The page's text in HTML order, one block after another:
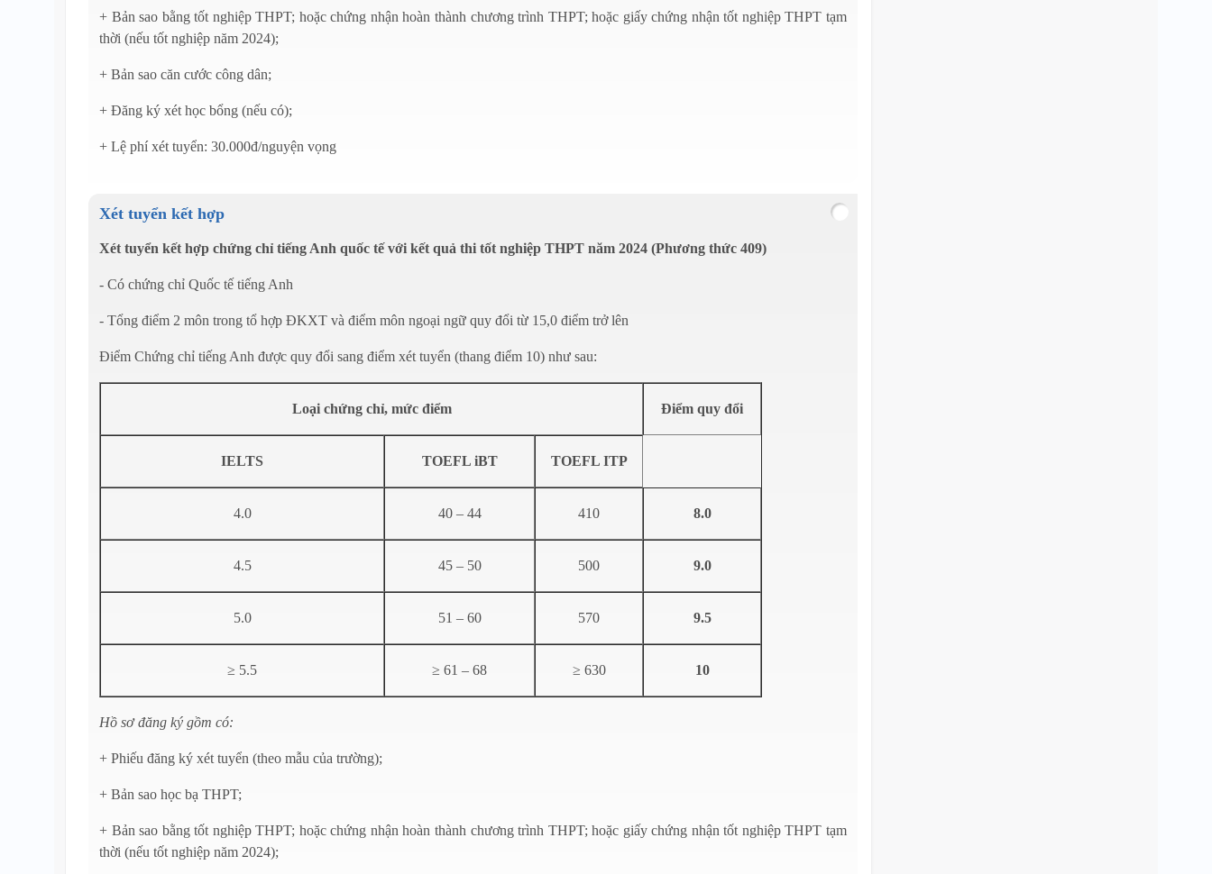
+ Bản sao bằng tốt nghiệp THPT; hoặc chứng nhận hoàn thành chương trình THPT; hoặc giấy chứng nhận tốt nghiệp THPT tạm
thời (nếu tốt nghiệp năm 2024);
+ Bản sao căn cước công dân;
+ Đăng ký xét học bổng (nếu có);
+ Lệ phí xét tuyển: 30.000đ/nguyện vọng
Xét tuyển kết hợp
Xét tuyển kết hợp chứng chỉ tiếng Anh quốc tế với kết quả thi tốt nghiệp THPT năm 2024 (Phương thức 409)
- Có chứng chỉ Quốc tế tiếng Anh
- Tổng điểm 2 môn trong tổ hợp ĐKXT và điểm môn ngoại ngữ quy đổi từ 15,0 điểm trở lên
Điểm Chứng chỉ tiếng Anh được quy đổi sang điểm xét tuyển (thang điểm 10) như sau:
Loại chứng chỉ, mức điểm Điểm quy đổi
IELTS TOEFL iBT TOEFL ITP
4.0 40 – 44 410 8.0
4.5 45 – 50 500 9.0
5.0 51 – 60 570 9.5
≥ 5.5 ≥ 61 – 68 ≥ 630 10
Hồ sơ đăng ký gồm có:
+ Phiếu đăng ký xét tuyển (theo mẫu của trường);
+ Bản sao học bạ THPT;
+ Bản sao bằng tốt nghiệp THPT; hoặc chứng nhận hoàn thành chương trình THPT; hoặc giấy chứng nhận tốt nghiệp THPT tạm
thời (nếu tốt nghiệp năm 2024);